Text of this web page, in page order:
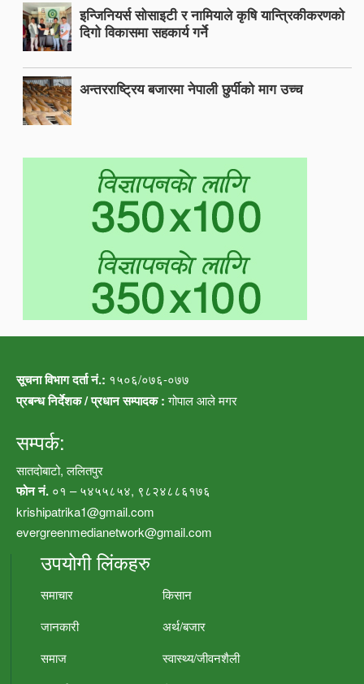
इन्जिनियर्स सोसाइटी र नामियाले कृषि यान्त्रिकीकरणको
दिगो विकासमा सहकार्य गर्ने
अन्तरराष्ट्रिय बजारमा नेपाली छुर्पीको माग उच्च
सूचना विभाग दर्ता नं.: १५०६/०७६-०७७
प्रबन्ध निर्देशक / प्रधान सम्पादक :गोपाल आले मगर
सम्पर्क:
सातदोबाटो, ललितपुर
फोन नं. ०१ – ५४५५८५४, ९८२४८८६१७६
krishipatrika1@gmail.com
evergreenmedianetwork@gmail.com
उपयोगी लिंकहरु
समाचार
किसान
जानकारी
अर्थ/बजार
समाज
स्वास्थ्य/जीवनशैली